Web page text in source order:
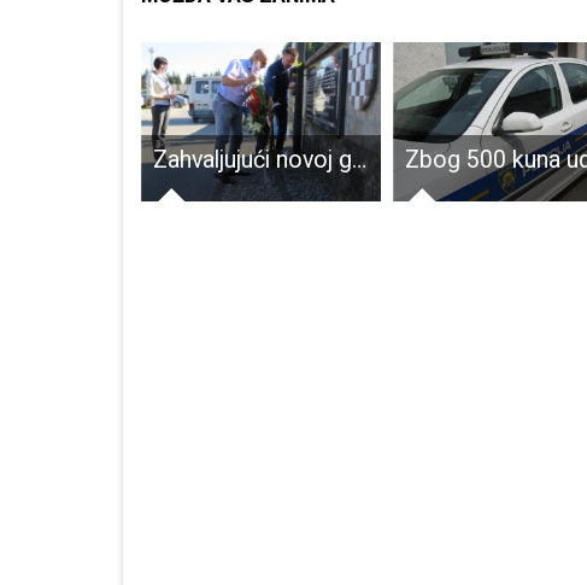
Zahvaljujući novoj gradskoj vlasti žrtve partizanskih totalitarnih režima imati će svoj mir i dostojan spomen